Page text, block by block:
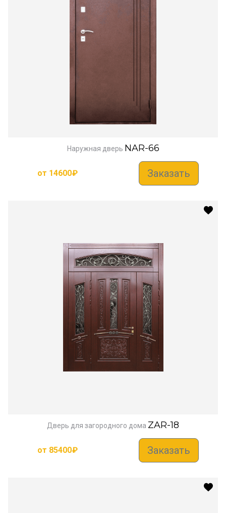
Наружная дверь NAR-66
от 14600₽ Заказать
Дверь для загородного дома ZAR-18
от 85400₽ Заказать